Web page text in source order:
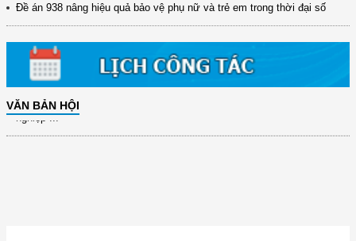
Đề án 938 nâng hiệu quả bảo vệ phụ nữ và trẻ em trong thời đại số
VĂN BẢN HỘI
(417/QĐ-BNNMT) Quyết định phê duyệt Chương trình mục tiêu quốc gia
xây dựng ...
(891/KH-ĐCT) Kế hoạch thực hiện Nghị quyết số 72-NQ/TW ngày
9/9/2025 của Bộ ...
nghiệp ...